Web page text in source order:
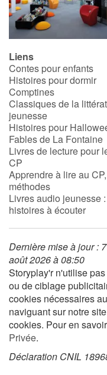
Liens
Contes pour enfants
Histoires pour dormir
Comptines
Classiques de la
jeunesse
Histoires pour
Fables de La Fontaine
Livres de lecture pour
CP
Apprendre à lire au CP,
méthodes
Livres audio jeunesse :
histoires à écouter
Dernière mise à jour : 7
août 2026 à 08:50
Storyplay'r n'utilise
ou de ciblage
cookies nécessaires
naviguant sur notre
cookies. Pour en
Privée.
Déclaration CNIL